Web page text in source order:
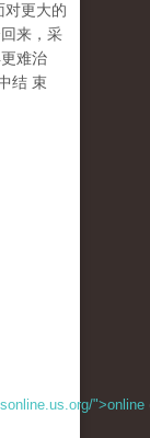
对更大的
来，采
难治
结 束
">online